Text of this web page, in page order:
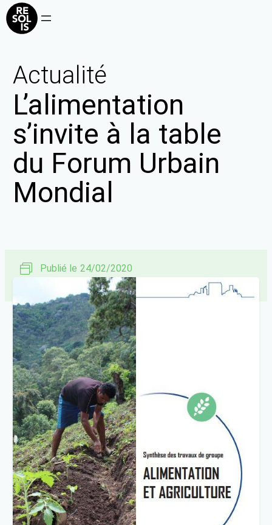
Actualité
L’alimentation
s’invite à la table
du Forum Urbain
Mondial
Publié le 24/02/2020